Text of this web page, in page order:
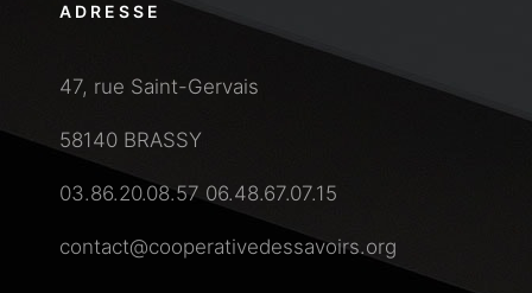
ADRESSE
47, rue Saint-Gervais
58140 BRASSY
03.86.20.08.57 06.48.67.07.15
contact@cooperativedessavoirs.org